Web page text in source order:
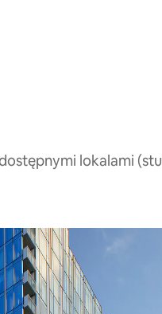
lokalami